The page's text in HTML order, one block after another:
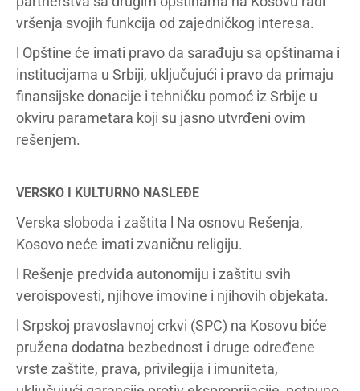
vršenja svojih funkcija od zajedničkog interesa.
l Opštine će imati pravo da sarađuju sa opštinama i
institucijama u Srbiji, uključujući i pravo da primaju
finansijske donacije i tehničku pomoć iz Srbije u
okviru parametara koji su jasno utvrđeni ovim
rešenjem.
VERSKO I KULTURNO NASLEĐE
Verska sloboda i zaštita l Na osnovu Rešenja,
Kosovo neće imati zvaničnu religiju.
l Rešenje predviđa autonomiju i zaštitu svih
veroispovesti, njihove imovine i njihovih objekata.
l Srpskoj pravoslavnoj crkvi (SPC) na Kosovu biće
pružena dodatna bezbednost i druge određene
vrste zaštite, prava, privilegija i imuniteta,